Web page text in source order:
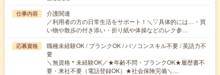
仕事内容
介護関連
／利用者の方の日常生活をサポート！＼▽具体的には…・買
い物や散歩の付き添い・折り紙や体操などのレク参…
応募資格
職種未経験OK / ブランクOK / パソコンスキル不要 / 英語力不
要
＼無資格＊未経験OK／★年齢不問・ブランクOK★履歴書不
要・来社不要（電話登録OK）★社会保険完備＼…